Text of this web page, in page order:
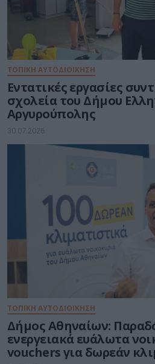
ΤΟΠΙΚΗ ΑΥΤΟΔΙΟΙΚΗΣΗ
Εντατικές εργασίες
σχολεία του Δήμου
Αργυρούπολης
30.07.2026
ΤΟΠΙΚΗ ΑΥΤΟΔΙΟΙΚΗΣΗ
Δήμος Αθηναίων:
ενεργειακά ευάλωτα
vouchers για δωρεάν